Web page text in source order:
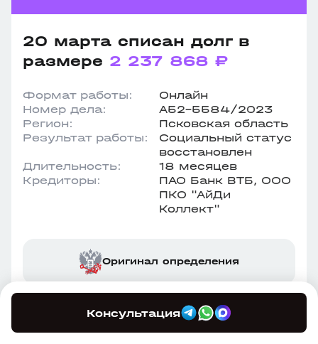
20 марта списан долг в
размере 2 237 868 ₽
Формат работы:
Онлайн
Номер дела:
А52-5584/2023
Регион:
Псковская область
Результат работы:
Социальный статус
восстановлен
Длительность:
18 месяцев
Кредиторы:
ПАО Банк ВТБ, ООО
ПКО "АйДи
Коллект"
Оригинал определения
Этапы процедуры
Консультация